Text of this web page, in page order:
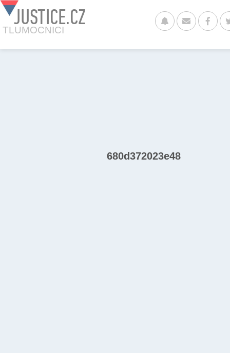
JUSTICE.CZ
TLUMOCNICI
680d372023e48